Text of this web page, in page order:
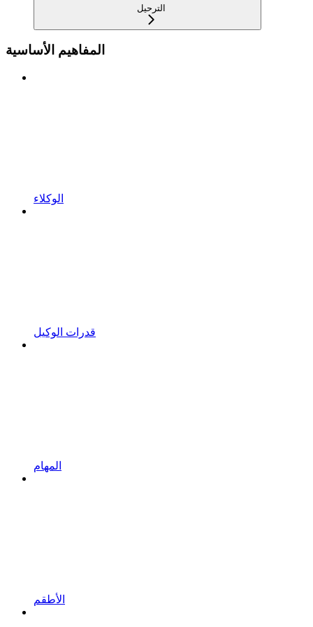
الترحيل
المفاهيم الأساسية
الوكلاء
قدرات الوكيل
المهام
الأطقم